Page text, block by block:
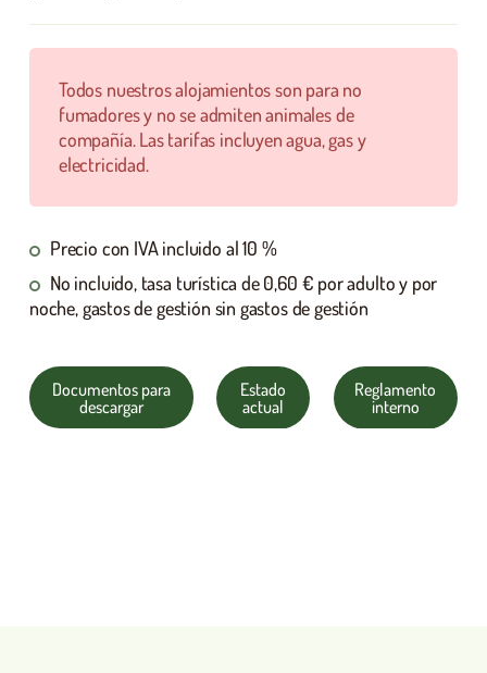
Todos nuestros alojamientos son para no
fumadores y no se admiten animales de
compañía. Las tarifas incluyen agua, gas y
electricidad.
Precio con IVA incluido al 10 %
No incluido, tasa turística de 0,60 € por adulto y por
noche, gastos de gestión sin gastos de gestión
Documentos para
descargar
Estado
actual
Reglamento
interno